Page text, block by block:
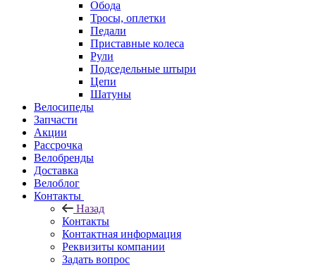
Обода
Тросы, оплетки
Педали
Приставные колеса
Рули
Подседельные штыри
Цепи
Шатуны
Велосипеды
Запчасти
Акции
Рассрочка
Велобренды
Доставка
Велоблог
Контакты
Назад
Контакты
Контактная информация
Реквизиты компании
Задать вопрос